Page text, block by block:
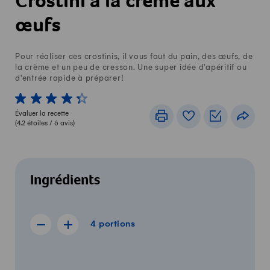
œufs
Pour réaliser ces crostinis, il vous faut du pain, des œufs, de
la crème et un peu de cresson. Une super idée d'apéritif ou
d'entrée rapide à préparer!
1 von 5 étoiles
2 von 5 étoiles
3 von 5 étoiles
4 von 5 étoiles
5 von 5 étoiles
Évaluer la recette
(4.2 étoiles / 6 avis)
ImprimerLivre de recettes
Listes de
Ingrédients
4 portions
Afficher la recette de 3 portions
Afficher la recette de 5 portions
4 portions